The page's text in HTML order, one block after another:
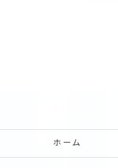
ホーム